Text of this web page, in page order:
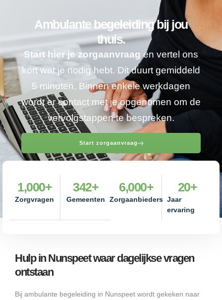
Ambulante begeleiding bij jou
thuis.
Start hier je zorgaanvraag en vertel ons
kort wat je nodig hebt. Dit duurt gemiddeld
5 minuten. Binnen enkele werkdagen
wordt er contact met je opgenomen om de
vervolgstappen te bespreken.
Start zorgaanvraag
Zorgvragen
1,000+
Gemeenten
342+
Zorgaanbieders
6,000+
Jaar
ervaring
20+
Hulp in Nunspeet waar dagelijkse vragen
ontstaan
Bij ambulante begeleiding in Nunspeet wordt gekeken naar